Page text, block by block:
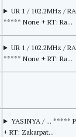
UR 1 / 102.2MHz /
***** None + RT: Ra...
UR 1 / 102.2MHz /
***** None + RT: Ra...
YASINYA / ... *****
+ RT: Zakarpat...